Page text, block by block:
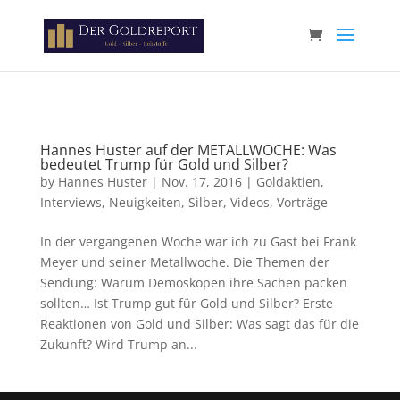
Hannes Huster auf der METALLWOCHE: Was
bedeutet Trump für Gold und Silber?
by Hannes Huster| Nov. 17, 2016| Goldaktien,
Interviews, Neuigkeiten, Silber, Videos, Vorträge
In der vergangenen Woche war ich zu Gast bei Frank
Meyer und seiner Metallwoche. Die Themen der
Sendung: Warum Demoskopen ihre Sachen packen
sollten… Ist Trump gut für Gold und Silber? Erste
Reaktionen von Gold und Silber: Was sagt das für die
Zukunft? Wird Trump an...